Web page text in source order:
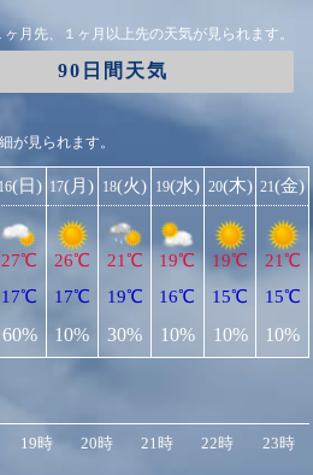
月先、１ヶ月以上先の天気が見られます。
90日間天気
が見られます。
16(日)
27℃
17℃
60%
17(月)
26℃
17℃
10%
18(火)
21℃
19℃
30%
19(水)
19℃
16℃
10%
20(木)
19℃
15℃
10%
21(金)
21℃
15℃
10%
19時 20時 21時 22時 23時